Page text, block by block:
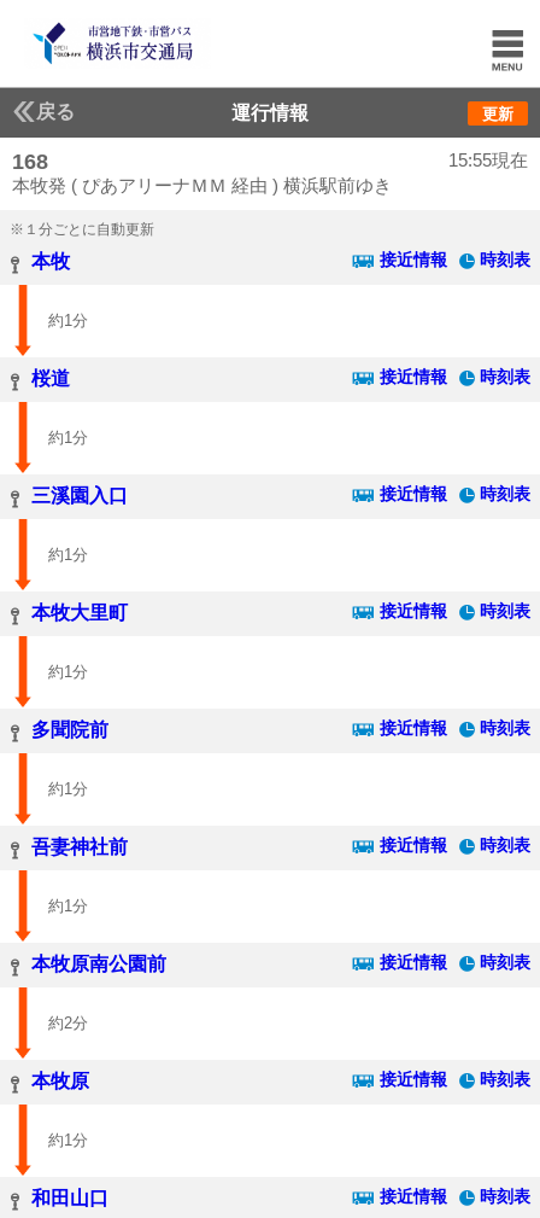
戻る 運行情報 更新
168
本牧発 ( ぴあアリーナＭＭ 経由 ) 横浜駅前ゆき
15:55現在
※１分ごとに自動更新
本牧 接近情報 時刻表
約1分
桜道 接近情報 時刻表
約1分
三溪園入口 接近情報 時刻表
約1分
本牧大里町 接近情報 時刻表
約1分
多聞院前 接近情報 時刻表
約1分
吾妻神社前 接近情報 時刻表
約1分
本牧原南公園前 接近情報 時刻表
約2分
本牧原 接近情報 時刻表
約1分
和田山口 接近情報 時刻表